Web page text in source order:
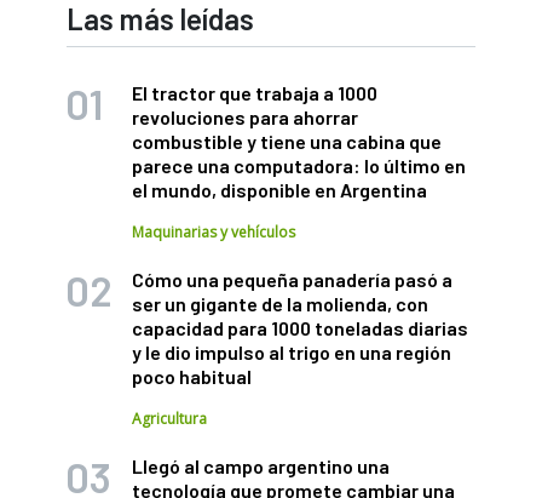
Las más leídas
El tractor que trabaja a 1000
revoluciones para ahorrar
combustible y tiene una cabina que
parece una computadora: lo último en
el mundo, disponible en Argentina
Maquinarias y vehículos
Cómo una pequeña panadería pasó a
ser un gigante de la molienda, con
capacidad para 1000 toneladas diarias
y le dio impulso al trigo en una región
poco habitual
Agricultura
Llegó al campo argentino una
tecnología que promete cambiar una